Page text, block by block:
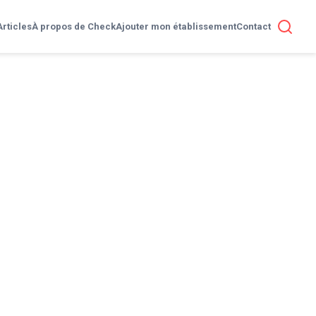
À propos de CheckAjouter mon établissementContact